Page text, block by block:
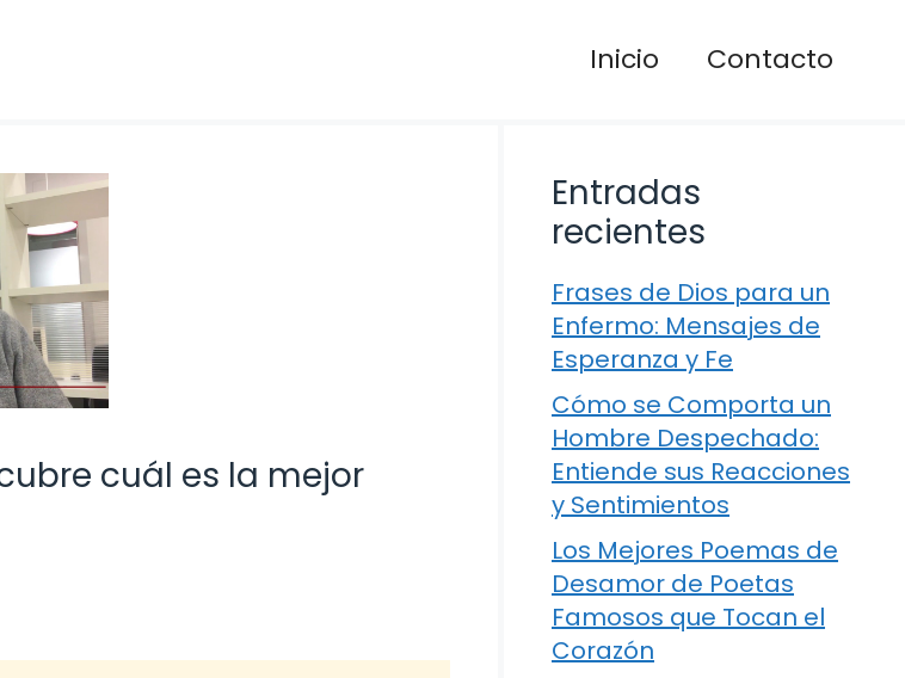
Inicio Contacto
cuál es la mejor
Entradas
recientes
Frases de Dios para un
Enfermo: Mensajes de
Esperanza y Fe
Cómo se Comporta un
Hombre Despechado:
Entiende sus Reacciones
y Sentimientos
Los Mejores Poemas de
Desamor de Poetas
Famosos que Tocan el
Corazón